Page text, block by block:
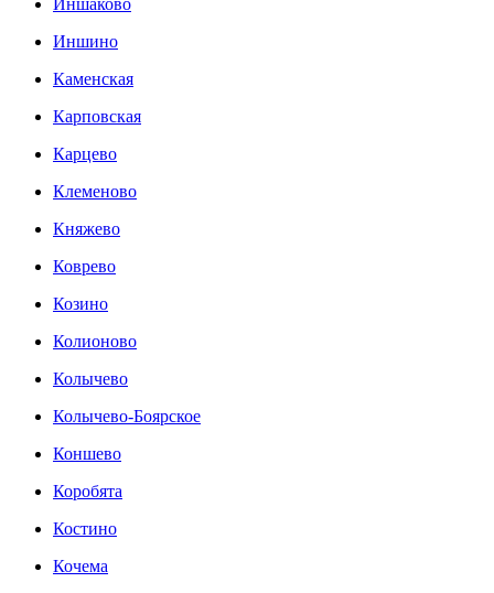
Иншаково
Иншино
Каменская
Карповская
Карцево
Клеменово
Княжево
Коврево
Козино
Колионово
Колычево
Колычево-Боярское
Коншево
Коробята
Костино
Кочема